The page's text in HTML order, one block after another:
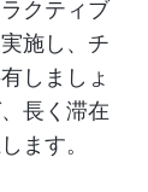
クティブ
施し、チ
しましょ
長く滞在
ます。